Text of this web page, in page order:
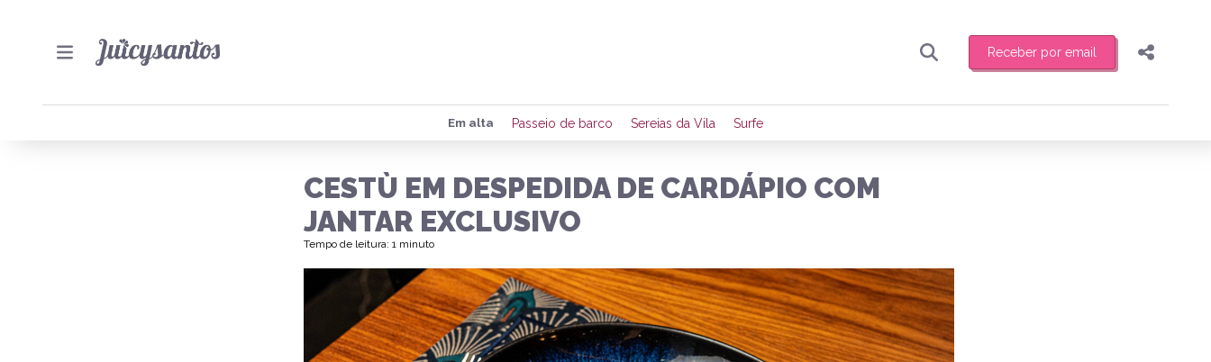
Receber por email
Preencha seus dados para receber toda sexta-feira de manhã o resumo
de eventos e notícias da região.
Compartilhar
Em alta Passeio de barco Sereias da Vila Surfe
CESTÙ EM DESPEDIDA DE CARDÁPIO COM
JANTAR EXCLUSIVO
Tempo de leitura: 1 minuto